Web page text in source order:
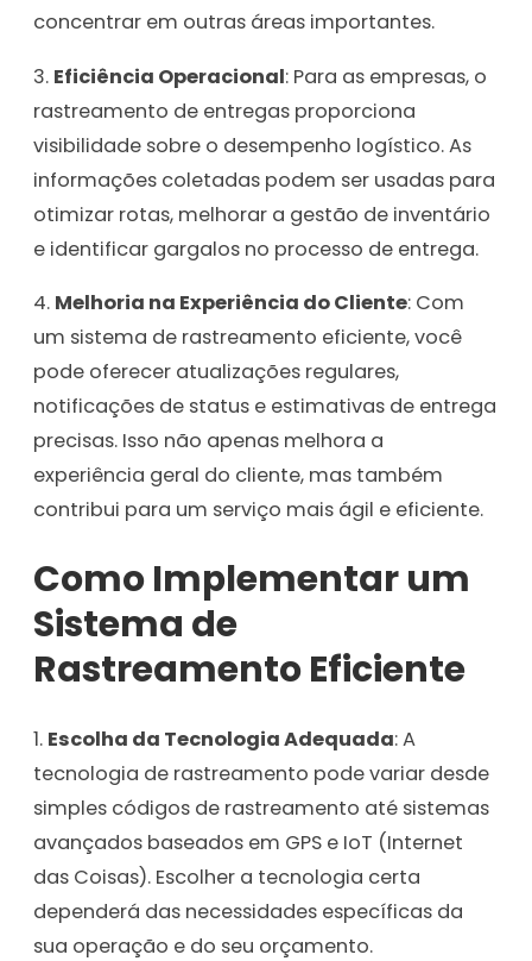
concentrar em outras áreas importantes.
3. Eficiência Operacional: Para as empresas, o
rastreamento de entregas proporciona
visibilidade sobre o desempenho logístico. As
informações coletadas podem ser usadas para
otimizar rotas, melhorar a gestão de inventário
e identificar gargalos no processo de entrega.
4. Melhoria na Experiência do Cliente: Com
um sistema de rastreamento eficiente, você
pode oferecer atualizações regulares,
notificações de status e estimativas de entrega
precisas. Isso não apenas melhora a
experiência geral do cliente, mas também
contribui para um serviço mais ágil e eficiente.
Como Implementar um
Sistema de
Rastreamento Eficiente
1. Escolha da Tecnologia Adequada: A
tecnologia de rastreamento pode variar desde
simples códigos de rastreamento até sistemas
avançados baseados em GPS e IoT (Internet
das Coisas). Escolher a tecnologia certa
dependerá das necessidades específicas da
sua operação e do seu orçamento.